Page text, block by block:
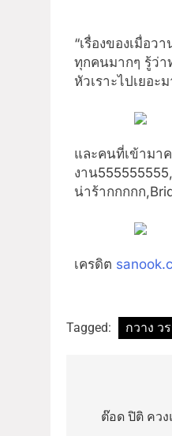
“เรื่องของเมื่อ
ทุกคนมากๆ รู้ว่า
หัวเราะไปเยอ
และคนที่เข้ามา
งาน
น่าร้ากกกกก
เครดิต
Tagged: กวาง ว
ต๊อด ปิติ คว